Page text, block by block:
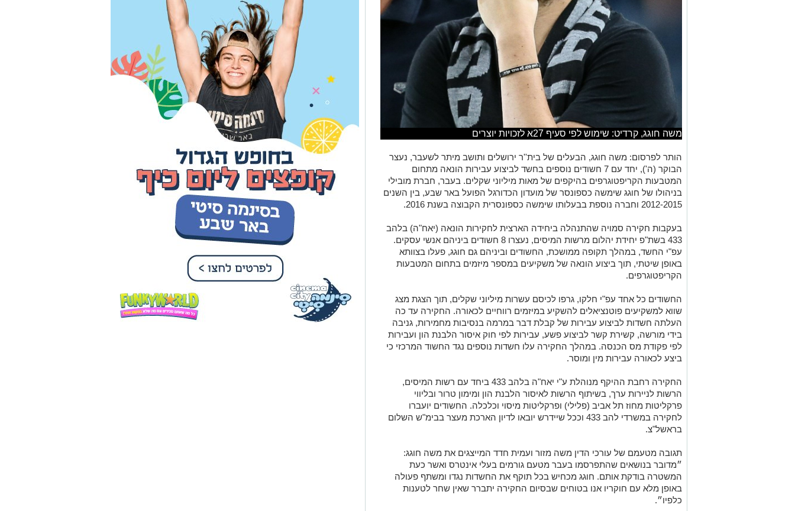
משה חוגג, קרדיט: שימוש לפי סעיף 27א לזכויות יוצרים
הותר לפרסום: משה חוגג, הבעלים של בית''ר ירושלים ותושב מיתר לשעבר, נעצר
הבוקר (ה'), יחד עם 7 חשודים נוספים בחשד לביצוע עבירות הונאה מתחום
המטבעות הקריפטוגרפים בהיקפים של מאות מיליוני שקלים. בעבר, חברת מובילי
בניהולו של חוגג שימשה כספונסר של מועדון הכדורגל הפועל באר שבע, בין השנים
2012-2015 וחברה נוספת בבעלותו שימשה כספונסרית הקבוצה בשנת 2016.
בעקבות חקירה סמויה שהתנהלה ביחידה הארצית לחקירות הונאה (יאח"ה) בלהב
433 בשת"פ יחידת יהלום מרשות המיסים, נעצרו 8 חשודים ביניהם אנשי עסקים.
עפ"י החשד, במהלך תקופה ממושכת, החשודים וביניהם גם חוגג, פעלו בצוותא
באופן שיטתי, תוך ביצוע הונאה של משקיעים במספר מיזמים בתחום המטבעות
הקריפטוגרפים.
החשודים כל אחד עפ"י חלקו, גרפו לכיסם עשרות מיליוני שקלים, תוך הצגת מצג
שווא למשקיעים פוטנציאלים להשקיע במיזמים רווחיים לכאורה. החקירה עד כה
העלתה חשדות לביצוע עבירות של קבלת דבר במרמה בנסיבות מחמירות, גניבה
בידי מורשה, קשירת קשר לביצוע פשע, עבירות לפי חוק איסור הלבנת הון ועבירות
לפי פקודת מס הכנסה. במהלך החקירה עלו חשדות נוספים נגד החשוד המרכזי כי
ביצע לכאורה עבירות מין ומוסר.
החקירה רחבת ההיקף מנוהלת ע"י יאח"ה בלהב 433 ביחד עם רשות המיסים,
הרשות לניירות ערך, בשיתוף הרשות לאיסור הלבנת הון ומימון טרור ובליווי
פרקליטות מחוז תל אביב (פלילי) ופרקליטות מיסוי וכלכלה. החשודים יועברו
לחקירה במשרדי להב 433 וככל שיידרש יובאו לדיון הארכת מעצר בבימ"ש השלום
בראשל"צ.
תגובה מטעמם של עורכי הדין משה מזור ועמית חדד המייצגים את משה חוגג:
״מדובר בנושאים שהתפרסמו בעבר מטעם גורמים בעלי אינטרס ואשר כעת
המשטרה בודקת אותם. חוגג מכחיש בכל תוקף את החשדות נגדו ומשתף פעולה
באופן מלא עם חוקריו אנו בטוחים שבסיום החקירה יתברר שאין שחר לטענות
כלפיו״.